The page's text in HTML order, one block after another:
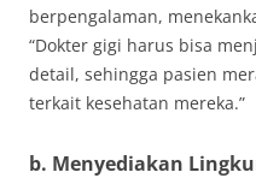
berpengalaman,
“Dokter gigi harus bisa
detail, sehingga pasien
terkait kesehatan mereka.”
b. Menyediakan